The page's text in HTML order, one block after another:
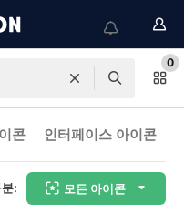
0
콘 인터페이스 아이콘
: 모든 아이콘